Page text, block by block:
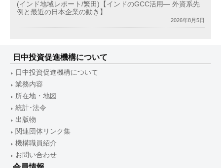
(インド地域レポート/繁田)【インドのGCC活用― 外資系先
例と最近の日本企業の動き】
2026年8月5日
日中投資促進機構について
日中投資促進機構について
業務内容
所在地・地図
統計･法令
出版物
関連団体リンク集
機構職員紹介
お問い合わせ